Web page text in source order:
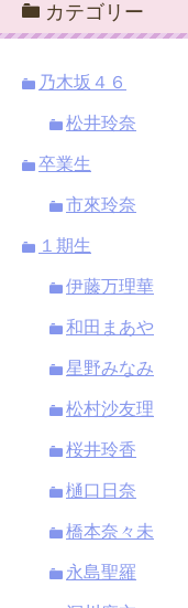
カテゴリー
乃木坂４６
松井玲奈
卒業生
市來玲奈
１期生
伊藤万理華
和田まあや
星野みなみ
松村沙友理
桜井玲香
樋口日奈
橋本奈々未
永島聖羅